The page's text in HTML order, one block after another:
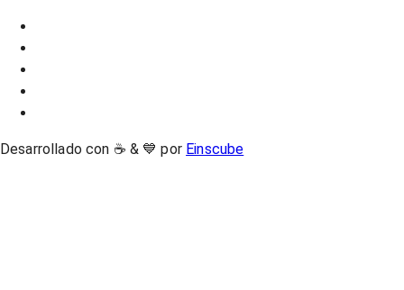
Desarrollado con ☕ & 💙 por Einscube